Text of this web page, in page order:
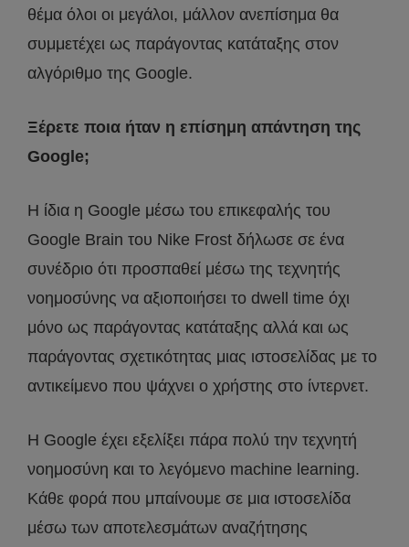
θέμα όλοι οι μεγάλοι, μάλλον ανεπίσημα θα
συμμετέχει ως παράγοντας κατάταξης στον
αλγόριθμο της Google.
Ξέρετε ποια ήταν η επίσημη απάντηση της
Google;
Η ίδια η Google μέσω του επικεφαλής του
Google Brain του Nike Frost δήλωσε σε ένα
συνέδριο ότι προσπαθεί μέσω της τεχνητής
νοημοσύνης να αξιοποιήσει το dwell time όχι
μόνο ως παράγοντας κατάταξης αλλά και ως
παράγοντας σχετικότητας μιας ιστοσελίδας με το
αντικείμενο που ψάχνει ο χρήστης στο ίντερνετ.
Η Google έχει εξελίξει πάρα πολύ την τεχνητή
νοημοσύνη και το λεγόμενο machine learning.
Κάθε φορά που μπαίνουμε σε μια ιστοσελίδα
μέσω των αποτελεσμάτων αναζήτησης